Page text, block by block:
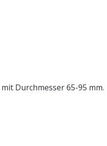
Durchmesser 65-95 mm.